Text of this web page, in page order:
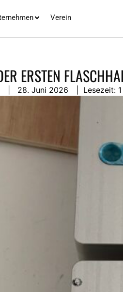
Verein
ERSTEN
28. Juni 2026 | Lesezeit: